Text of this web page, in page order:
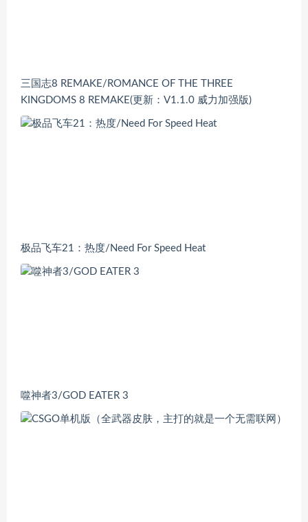
三国志8 REMAKE/ROMANCE OF THE THREE
KINGDOMS 8 REMAKE(更新：V1.1.0 威力加强版)
极品飞车21：热度/Need For Speed Heat
噬神者3/GOD EATER 3